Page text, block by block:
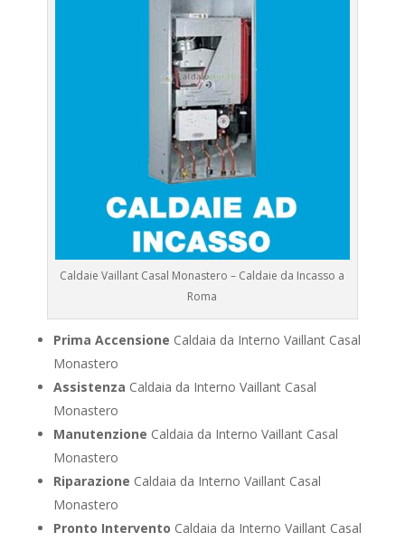
Caldaie Vaillant Casal Monastero – Caldaie da Incasso a
Roma
Prima Accensione Caldaia da Interno Vaillant Casal
Monastero
Assistenza Caldaia da Interno Vaillant Casal
Monastero
Manutenzione Caldaia da Interno Vaillant Casal
Monastero
Riparazione Caldaia da Interno Vaillant Casal
Monastero
Pronto Intervento Caldaia da Interno Vaillant Casal